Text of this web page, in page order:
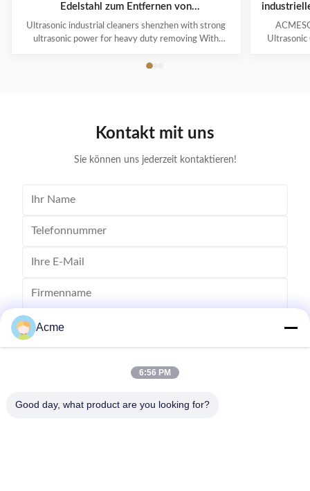
Edelstahl zum Entfernen von
Schwerlaststoffen
Ultrasonic industrial cleaners shenzhen with strong
ultrasonic power for heavy duty removing With
widely used in engine block, engine parts cleaning,
ultrasonic cleaning of engine parts,
Ultrasonic
Kontakt mit uns
Sie können uns jederzeit kontaktieren!
Senden Sie
Acme
6:56 PM
Good day, what product are you looking for?